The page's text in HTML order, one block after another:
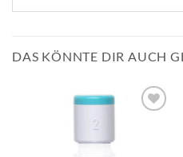
DAS KÖNNTE DIR AUCH
hinzufügen